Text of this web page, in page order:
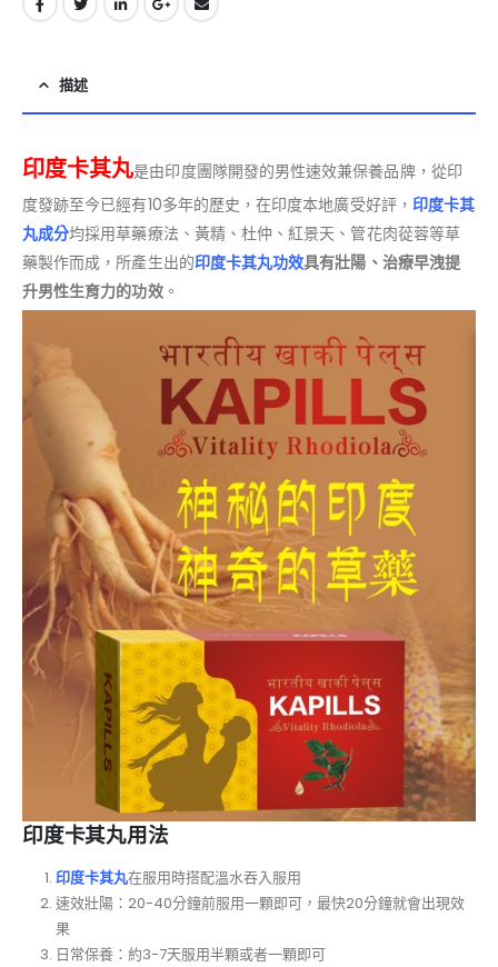
描述
印度卡其丸是由印度團隊開發的男性速效兼保養品牌，從印
度發跡至今已經有10多年的歷史，在印度本地廣受好評， 印度卡其
丸成分均採用草藥療法、黃精、杜仲、紅景天、管花肉蓯蓉等草
藥製作而成，所產生出的印度卡其丸功效具有壯陽、治療早洩提
升男性生育力的功效。
印度卡其丸用法
印度卡其丸在服用時搭配溫水吞入服用
速效壯陽：20-40分鐘前服用一顆即可，最快20分鐘就會出現效
果
日常保養：約3-7天服用半顆或者一顆即可